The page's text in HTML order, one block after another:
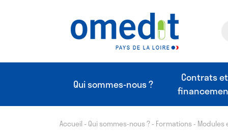
Qui sommes-nous ?
Contrats et
Accueil - Qui sommes-nous ?- Formations- Modules